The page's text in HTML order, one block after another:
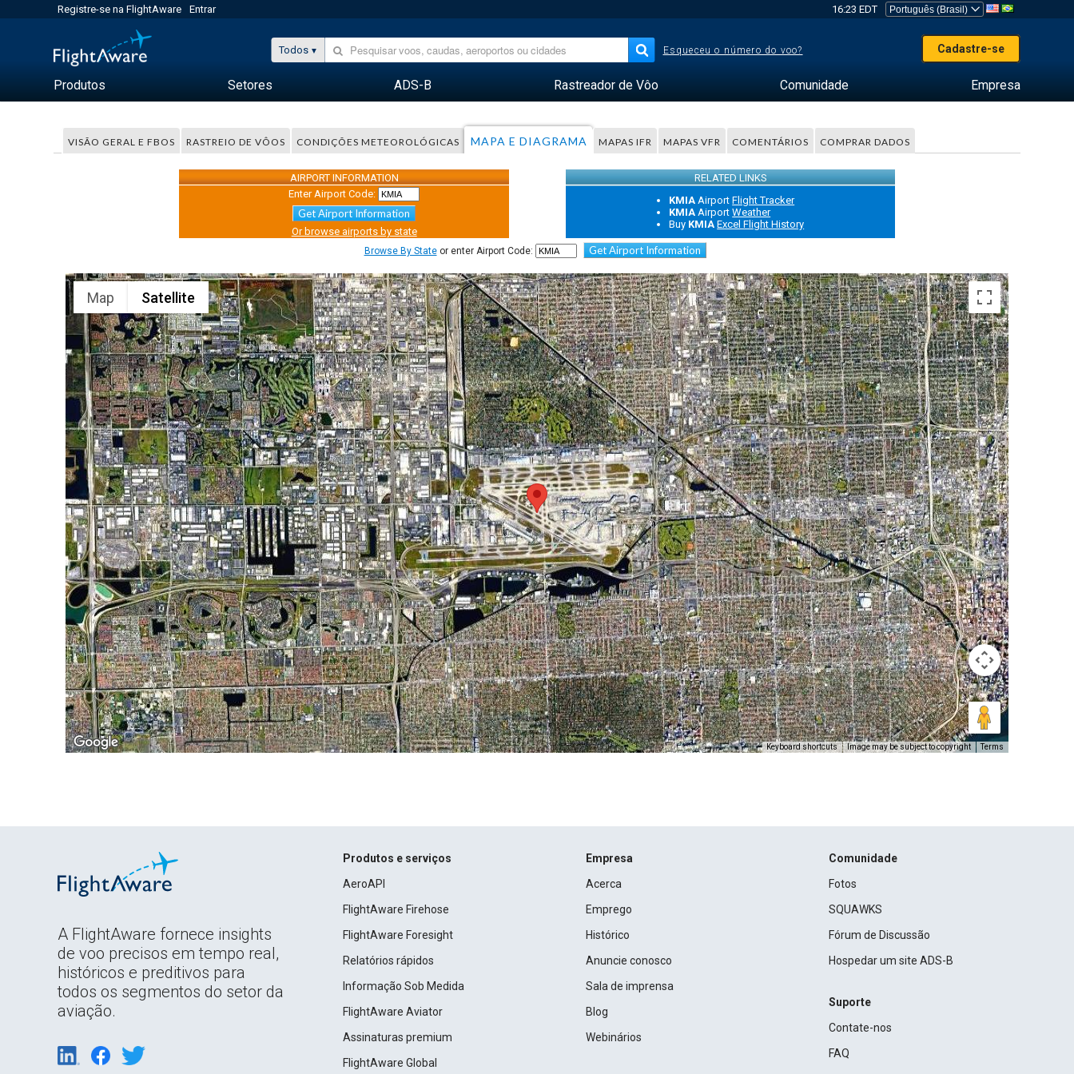
Registre-se na FlightAware Entrar 16:23 EDT
Todos Esqueceu o número do voo? Cadastre-se
Produtos Setores ADS-B Rastreador de Vôo Comunidade Empresa
VISÃO GERAL E FBOS RASTREIO DE VÔOS CONDIÇÕES METEOROLÓGICAS MAPA E DIAGRAMA MAPAS IFR MAPAS VFR COMENTÁRIOS COMPRAR DADOS
AIRPORT INFORMATION
RELATED LINKS
Enter Airport Code:
Get Airport Information
Or browse airports by state
KMIA AirportFlight Tracker
KMIA AirportWeather
Buy KMIA Excel Flight History
Browse By Stateor enter Airport Code: Get Airport Information
Map Satellite
Keyboard shortcuts Image may be subject to copyright Terms
A FlightAware fornece insights
de voo precisos em tempo real,
históricos e preditivos para
todos os segmentos do setor da
aviação.
Produtos e serviços
AeroAPI
FlightAware Firehose
FlightAware Foresight
Relatórios rápidos
Informação Sob Medida
FlightAware Aviator
Assinaturas premium
FlightAware Global
Empresa
Acerca
Emprego
Histórico
Anuncie conosco
Sala de imprensa
Blog
Webinários
Comunidade
Fotos
SQUAWKS
Fórum de Discussão
Hospedar um site ADS-B
Suporte
Contate-nos
FAQ